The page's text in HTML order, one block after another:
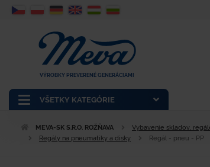
VŠETKY KATEGÓRIE
VÝROBKY PREVERENÉ GENERÁCIAMI
MEVA-SK S.R.O. ROŽŇAVA Vybavenie skladov,
Regály na pneumatiky a disky
Regál - pneu - PP